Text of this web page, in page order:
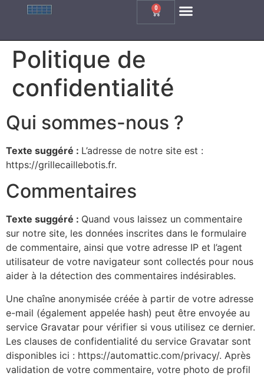
0
Politique de
confidentialité
Qui sommes-nous ?
Texte suggéré : L’adresse de notre site est :
https://grillecaillebotis.fr.
Commentaires
Texte suggéré : Quand vous laissez un commentaire
sur notre site, les données inscrites dans le formulaire
de commentaire, ainsi que votre adresse IP et l’agent
utilisateur de votre navigateur sont collectés pour nous
aider à la détection des commentaires indésirables.
Une chaîne anonymisée créée à partir de votre adresse
e-mail (également appelée hash) peut être envoyée au
service Gravatar pour vérifier si vous utilisez ce dernier.
Les clauses de confidentialité du service Gravatar sont
disponibles ici : https://automattic.com/privacy/. Après
validation de votre commentaire, votre photo de profil